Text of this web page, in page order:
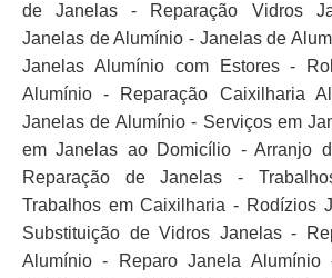
de Janelas - Reparação Vidros
Janelas de Alumínio - Janelas de
Janelas Alumínio com Estores -
Alumínio - Reparação Caixilharia
Janelas de Alumínio - Serviços em
em Janelas ao Domicílio - Arranjo
Reparação de Janelas -
Trabalhos em Caixilharia - Rodízios
Substituição de Vidros Janelas -
Alumínio - Reparo Janela Alumínio